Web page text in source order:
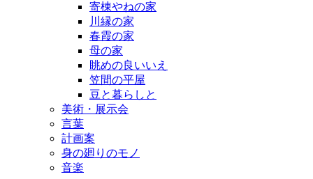
寄棟やねの家
川縁の家
春霞の家
母の家
眺めの良いいえ
笠間の平屋
豆と暮らしと
美術・展示会
言葉
計画案
身の廻りのモノ
音楽